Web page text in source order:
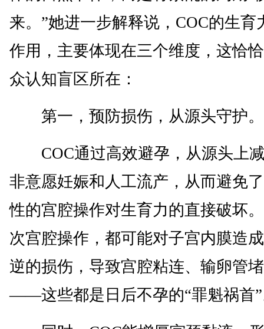
来。”她进一步解释说，COC的生育
作用，主要体现在三个维度，这恰
众认知盲区所在：
第一，预防损伤，从源头守护。
COC通过高效避孕，从源头上
非意愿妊娠和人工流产，从而避免
性的宫腔操作对生育力的直接破坏
次宫腔操作，都可能对子宫内膜造
逆的损伤，导致宫腔粘连、输卵管
——这些都是日后不孕的“罪魁祸首